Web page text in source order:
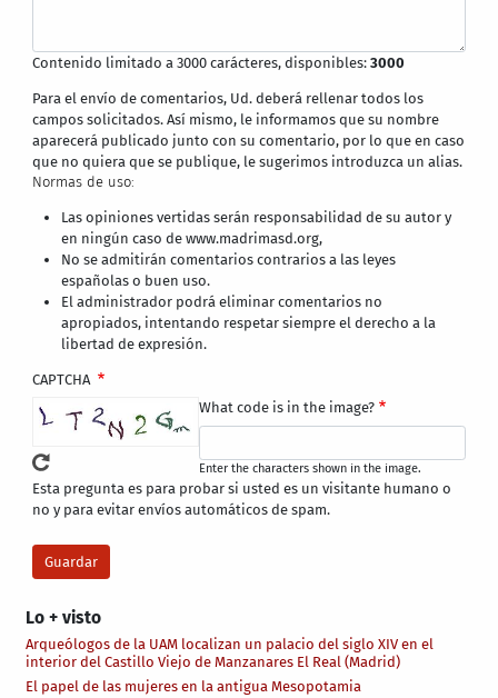
Lo + visto
Arqueólogos de la UAM localizan un palacio del siglo XIV en el
interior del Castillo Viejo de Manzanares El Real (Madrid)
El papel de las mujeres en la antigua Mesopotamia
Contenido limitado a 3000 carácteres, disponibles:3000
Para el envío de comentarios, Ud. deberá rellenar todos los
campos solicitados. Así mismo, le informamos que su nombre
aparecerá publicado junto con su comentario, por lo que en caso
que no quiera que se publique, le sugerimos introduzca un alias.
Normas de uso:
Las opiniones vertidas serán responsabilidad de su autor y
en ningún caso de www.madrimasd.org,
No se admitirán comentarios contrarios a las leyes
españolas o buen uso.
El administrador podrá eliminar comentarios no
apropiados, intentando respetar siempre el derecho a la
libertad de expresión.
CAPTCHA
What code is in the image?
Enter the characters shown in the image.
Esta pregunta es para probar si usted es un visitante humano o
no y para evitar envíos automáticos de spam.